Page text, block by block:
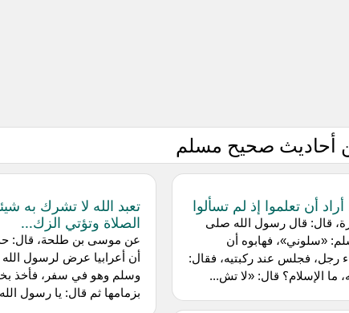
أحاديث صحيح مسلم
أن تعلموا إذ لم تسألوا
قال: قال رسول الله صلى
«سلوني»، فهابوه أن
رجل، فجلس عند ركبتيه، فقال:
ما الإسلام؟ قال: «لا تش...
تعبد الله لا تشرك به
الصلاة وتؤتي الزك...
عن موسى بن طلحة، قال:
أن أعرابيا عرض لرسول
وسلم وهو في سفر، فأخذ
بزمامها ثم قال: يا رسول